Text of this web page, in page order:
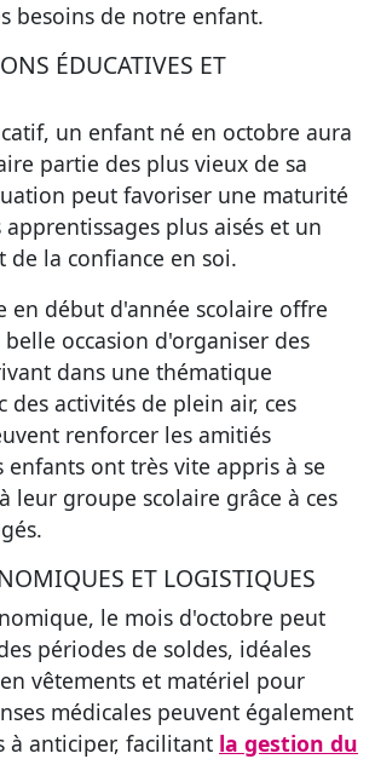
besoins de notre enfant.
ÉDUCATIVES ET
un enfant né en octobre aura
partie des plus vieux de sa
peut favoriser une maturité
plus aisés et un
de la confiance en soi.
en début d'année scolaire offre
occasion d'organiser des
dans une thématique
des activités de plein air, ces
renforcer les amitiés
enfants ont très vite appris à se
leur groupe scolaire grâce à ces
ET LOGISTIQUES
le mois d'octobre peut
périodes de soldes, idéales
vêtements et matériel pour
médicales peuvent également
à anticiper, facilitant la gestion du